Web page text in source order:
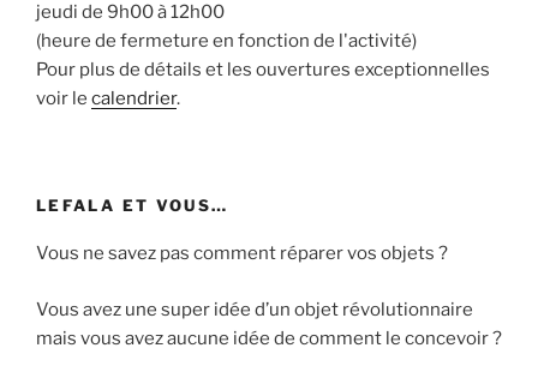
jeudi de 9h00 à 12h00
(heure de fermeture en fonction de l'activité)
Pour plus de détails et les ouvertures exceptionnelles
voir le calendrier.
LEFALA ET VOUS…
Vous ne savez pas comment réparer vos objets ?
Vous avez une super idée d’un objet révolutionnaire
mais vous avez aucune idée de comment le concevoir ?